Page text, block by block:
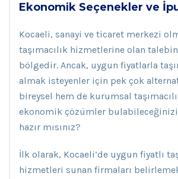
Ekonomik Seçenekler ve
Kocaeli, sanayi ve ticaret merkezi
taşımacılık hizmetlerine olan
bölgedir. Ancak, uygun fiyatlarla
almak isteyenler için pek çok
bireysel hem de kurumsal
ekonomik çözümler
hazır mısınız?
İlk olarak, Kocaeli’de uygun fiyatlı
hizmetleri sunan firmaları